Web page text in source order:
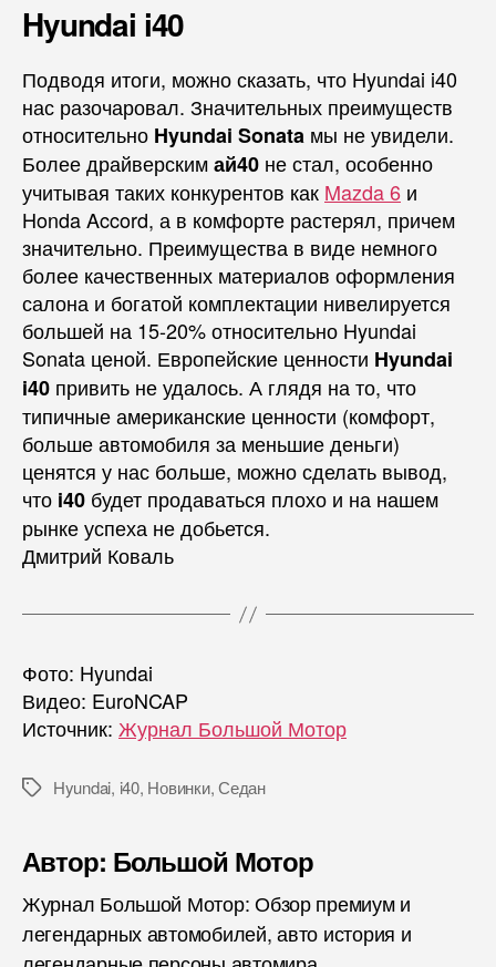
Hyundai i40
Подводя итоги, можно сказать, что Hyundai i40
нас разочаровал. Значительных преимуществ
относительно Hyundai Sonata мы не увидели.
Более драйверскимай40 не стал, особенно
учитывая таких конкурентов как Mazda 6 и
Honda Accord, а в комфорте растерял, причем
значительно. Преимущества в виде немного
более качественных материалов оформления
салона и богатой комплектации нивелируется
большей на 15-20% относительно Hyundai
Sonata ценой. Европейские ценности Hyundai
i40 привить не удалось. А глядя на то, что
типичные американские ценности (комфорт,
больше автомобиля за меньшие деньги)
ценятся у нас больше, можно сделать вывод,
что i40 будет продаваться плохо и на нашем
рынке успеха не добьется.
Дмитрий Коваль
Фото: Hyundai
Видео: EuroNCAP
Источник: Журнал Большой Мотор
МеткиHyundai, i40, Новинки,Седан
Автор: Большой Мотор
Журнал Большой Мотор: Обзор премиум и
легендарных автомобилей, авто история и